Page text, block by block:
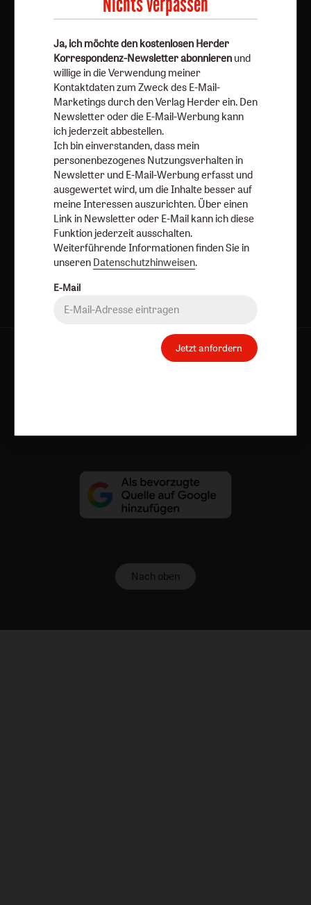
abbestellen.
Nutzungsverhalten in Newsletter und E-Mail-Werbung
erfasst und ausgewertet wird, um die Inhalte besser auf
meine Interessen auszurichten. Über einen Link in
Newsletter oder E-Mail kann ich diese Funktion jederzeit
ausschalten.
Weiterführende Informationen finden Sie in unseren
Datenschutzhinweisen
Jetzt anmelden
AGB und Widerrufsbelehrung
Datenschutz
Nach oben
Ja, ich möchte den kostenlosen Herder
Korrespondenz-Newsletter abonnieren und
willige in die Verwendung meiner
Kontaktdaten zum Zweck des E-Mail-
Marketings durch den Verlag Herder ein. Den
Newsletter oder die E-Mail-Werbung kann
ich jederzeit abbestellen.
Ich bin einverstanden, dass mein
personenbezogenes Nutzungsverhalten in
Newsletter und E-Mail-Werbung erfasst und
ausgewertet wird, um die Inhalte besser auf
meine Interessen auszurichten. Über einen
Link in Newsletter oder E-Mail kann ich diese
Funktion jederzeit ausschalten.
Weiterführende Informationen finden Sie in
unseren Datenschutzhinweisen.
E-Mail
Jetzt anfordern